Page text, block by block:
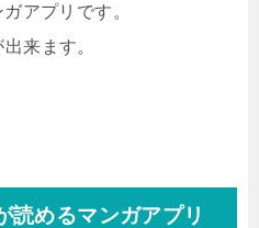
アプリです。
来ます。
読めるマンガアプリ